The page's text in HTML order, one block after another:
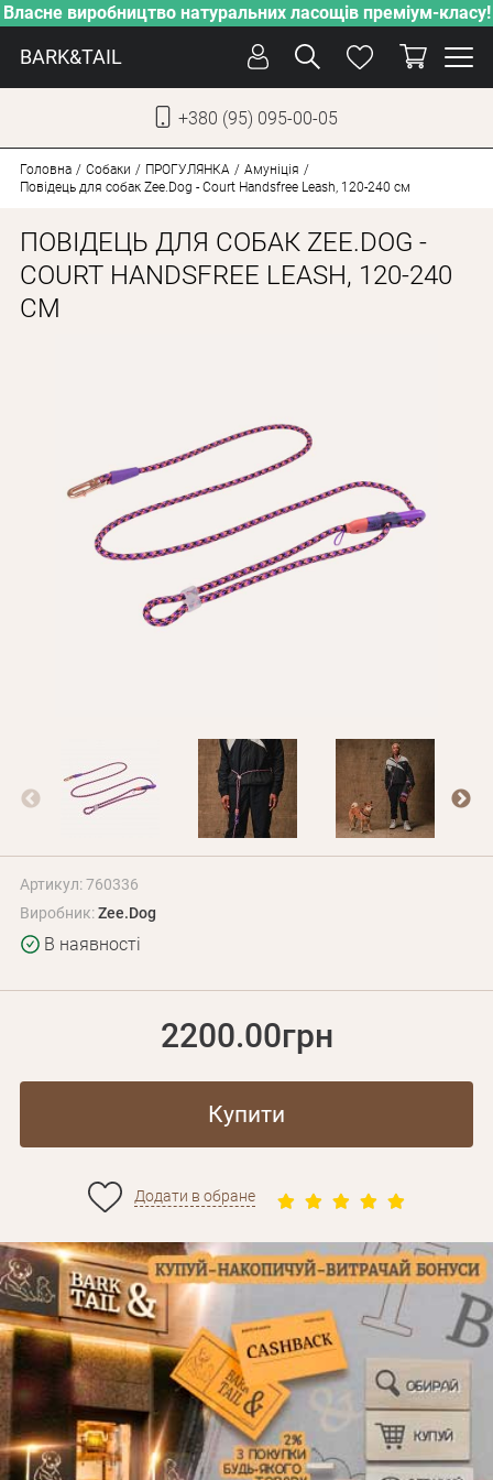
Власне виробництво натуральних ласощів преміум-класу!
BARK&TAIL
+380 (95) 095-00-05
ДОГЛЯД
ПІКЛУВАННЯ
ДЛЯ КОТІВ
Оплата і доставка
Програма лояльності
Про Нас
Оптовим клієнтам
Головна Собаки ПРОГУЛЯНКА
Амуніція
Повідець для собак Zee.Dog - Court Handsfree Leash, 120-240 см
ПОВІДЕЦЬ ДЛЯ СОБАК ZEE.DOG -
COURT HANDSFREE LEASH, 120-240
СМ
Артикул: 760336
Виробник:Zee.Dog
В наявності
2200.00грн
Купити
Додати в обране